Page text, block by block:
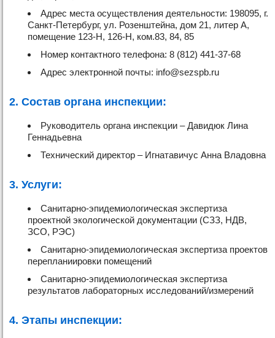
Адрес места осуществления деятельности: 198095, г.
Санкт-Петербург, ул. Розенштейна, дом 21, литер А,
помещение 123-Н, 126-Н, ком.83, 84, 85
Номер контактного телефона: 8 (812) 441-37-68
Адрес электронной почты: info@sezspb.ru
2. Состав органа инспекции:
Руководитель органа инспекции – Давидюк Лина
Геннадьевна
Технический директор – Игнатавичус Анна Владовна
3. Услуги:
Санитарно-эпидемиологическая экспертиза
проектной экологической документации (СЗЗ, НДВ,
ЗСО, РЭС)
Санитарно-эпидемиологическая экспертиза проектов
перепланиировки помещений
Санитарно-эпидемиологическая экспертиза
результатов лабораторных исследований/измерений
4. Этапы инспекции: